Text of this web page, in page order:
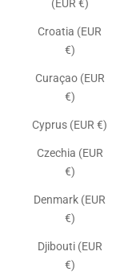
(EUR €)
Croatia (EUR
€)
Curaçao (EUR
€)
Cyprus (EUR €)
Czechia (EUR
€)
Denmark (EUR
€)
Djibouti (EUR
€)